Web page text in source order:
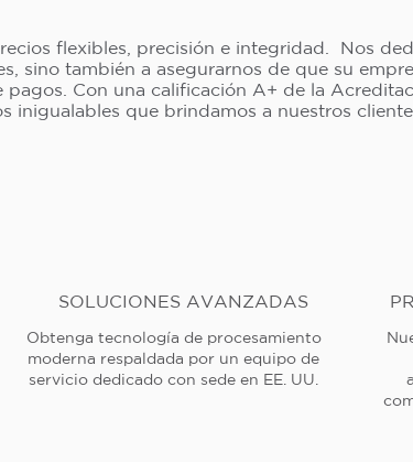
flexibles, precisión e integridad. Nos
sino también a asegurarnos de que su
Con una calificación A+ de la
inigualables que brindamos a nuestros
SOLUCIONES AVANZADAS
Obtenga tecnología de procesamiento
moderna respaldada por un equipo de
servicio dedicado con sede en EE. UU.